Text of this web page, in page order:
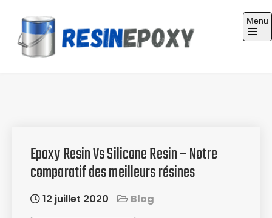
content
Menu
Epoxy Resin Vs Silicone Resin – Notre
comparatif des meilleurs résines
12 juillet 2020 Blog